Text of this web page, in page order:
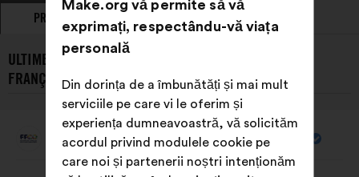
PROPUNERI POZIȚII EXPRIMATE
ULTIMELE PROPUNERI PREZENTATE DE FÉDÉRATION
FRANÇAISE DES CLUBS OMNISPORTS:
PropunereFédération Française Des Clubs Omnisports
Conținutul
Make.org vă permite să vă
exprimați, respectându-vă viața
personală
Din dorința de a îmbunătăți și mai mult
serviciile pe care vi le oferim și
experiența dumneavoastră, vă solicităm
acordul privind modulele cookie pe
care noi și partenerii noștri intenționăm